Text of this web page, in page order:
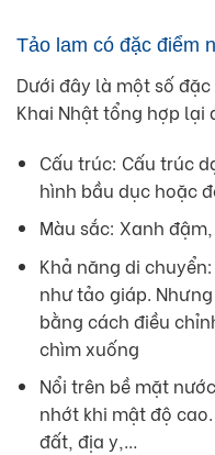
Tảo lam có đặc điểm
Dưới đây là một số
Khai Nhật tổng hợp lại
Cấu trúc: Cấu trúc
hình bầu dục hoặc
Màu sắc: Xanh
Khả năng di
như tảo giáp.
bằng cách điều
chìm xuống
Nổi trên bề mặt
nhớt khi mật độ
đất, địa y,…